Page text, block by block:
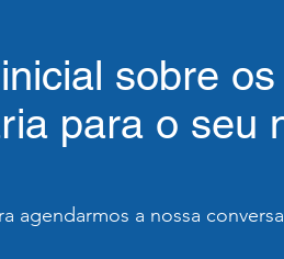
sobre
para o seu
agendarmos a nossa